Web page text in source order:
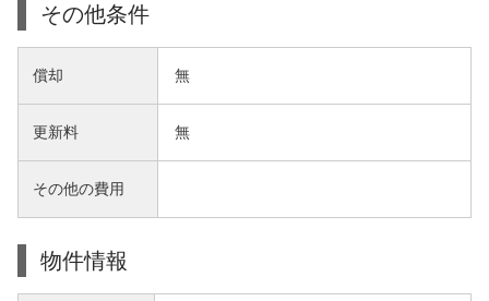
その他条件
償却 無
更新料 無
その他の費用
物件情報